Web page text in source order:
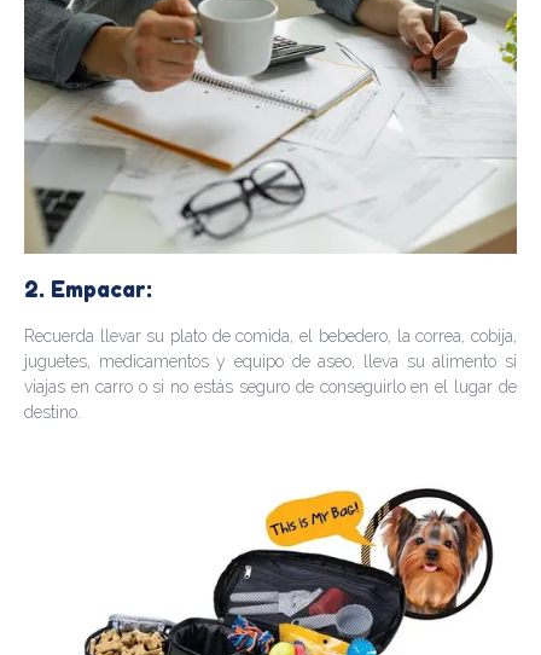
2. Empacar:
Recuerda llevar su plato de comida, el bebedero, la correa, cobija,
juguetes, medicamentos y equipo de aseo, lleva su alimento si
viajas en carro o si no estás seguro de conseguirlo en el lugar de
destino.